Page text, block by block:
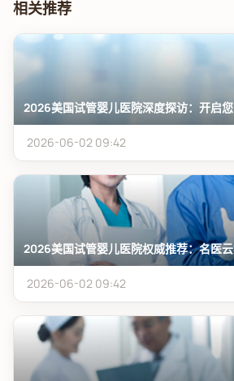
相关推荐
2026美国试管婴儿医院深度探访：开启
2026-06-02 09:42
2026美国试管婴儿医院权威推荐：名医
2026-06-02 09:42